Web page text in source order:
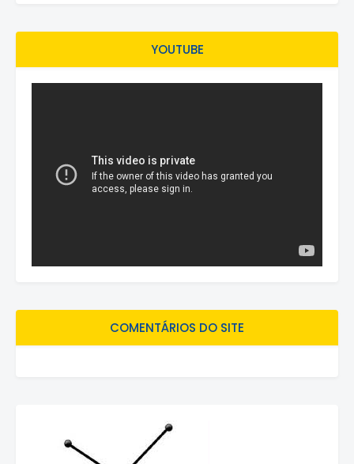
YOUTUBE
COMENTÁRIOS DO SITE